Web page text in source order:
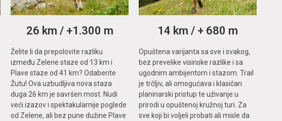
26 km / +1.300 m
Želite li da prepolovite razliku
između Zelene staze od 13 km i
Plave staze od 41 km? Odaberite
Žutu! Ova uzbudljiva nova staza
duga 26 km je savršen most. Nudi
veći izazov i spektakularnije poglede
od Zelene, ali bez pune dužine Plave
14 km / + 680 m
Opuštena varijanta sa sve i svakog,
bez prevelike visinske razlike i sa
ugodnim ambijentom i stazom. Trail
je trčljiv, ali omogućava i klasičan
planinarski pristup te uživanje u
prirodi u opuštenoj kružnoj turi. Za
sve koji bi voljeli probati ali misle da